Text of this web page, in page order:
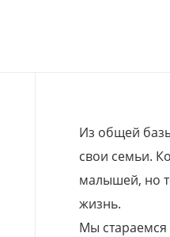
Из общей
свои семьи.
малышей, но
жизнь.
Мы стараемся